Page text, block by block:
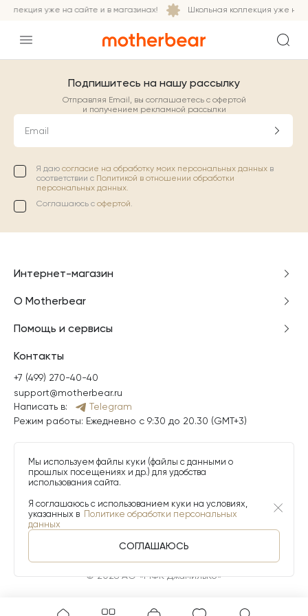
уже на сайте и в магазинах! Школьная коллекция уже на
Подпишитесь на нашу рассылку
Отправляя Email, вы соглашаетесь с офертой
и получением рекламной рассылки
Email
Я даю согласие на обработку моих персональных данных в
соответствии с Политикой в отношении обработки
персональных данных.
Соглашаюсь с офертой.
Интернет-магазин
О Motherbear
Помощь и сервисы
Контакты
+7 (499) 270-40-40
support@motherbear.ru
Написать в:
Telegram
Режим работы: Ежедневно с 9:30 до 20.30 (GMT+3)
© 2026 АО «МФК ДжамильКо»
Мы используем файлы куки (файлы с данными о
прошлых посещениях и др.) для удобства
использования сайта.
Я соглашаюсь с использованием куки на условиях,
указанных в Политике обработки персональных
данных
СОГЛАШАЮСЬ